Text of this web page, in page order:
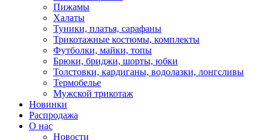
Пижамы
Халаты
Туники, платья, сарафаны
Трикотажные костюмы, комплекты
Футболки, майки, топы
Брюки, бриджи, шорты, юбки
Толстовки, кардиганы, водолазки, лонгсливы
Термобелье
Мужской трикотаж
Новинки
Распродажа
О нас
Новости